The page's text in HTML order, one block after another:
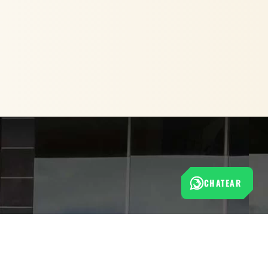
CHATEAR